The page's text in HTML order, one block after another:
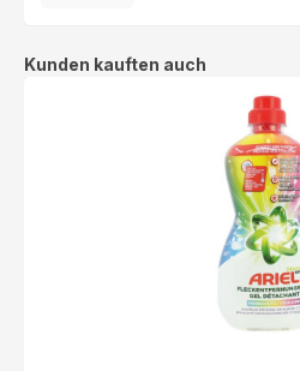
Produktgalerie überspringen
Kunden kauften auch